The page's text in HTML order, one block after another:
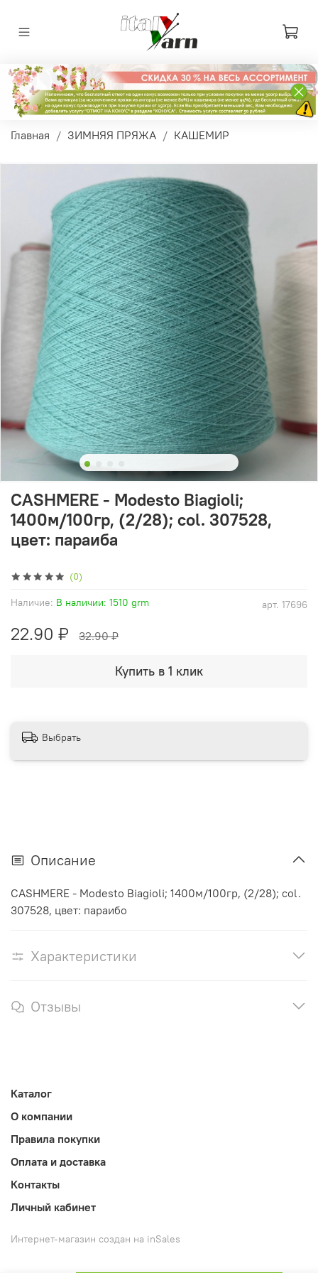
Главная ЗИМНЯЯ ПРЯЖА КАШЕМИР
(0)
арт. 17696
Наличие: В наличии: 1510 grm
CASHMERE - Modesto Biagioli;
1400м/100гр, (2/28); col. 307528,
цвет: параиба
22.90 ₽ 32.90 ₽
Купить в 1 клик
Выбрать
Описание
CASHMERE - Modesto Biagioli; 1400м/100гр, (2/28); col.
307528, цвет: параибо
Характеристики
Отзывы
Каталог
О компании
Правила покупки
Оплата и доставка
Контакты
Личный кабинет
Интернет-магазин создан на inSales